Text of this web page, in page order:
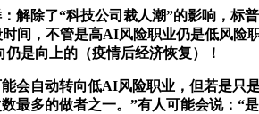
除了“科技公司裁人潮”的影响，标
间，不管是高AI风险职业仍是低风
是向上的（疫情后经济恢复）！
自动转向低AI风险职业，但若是只
最多的做者之一。”有人可能会说：“